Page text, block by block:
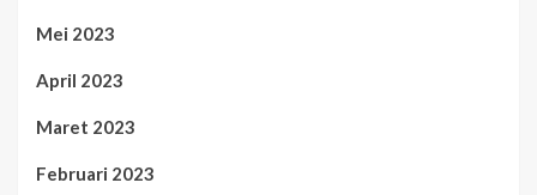
Mei 2023
April 2023
Maret 2023
Februari 2023